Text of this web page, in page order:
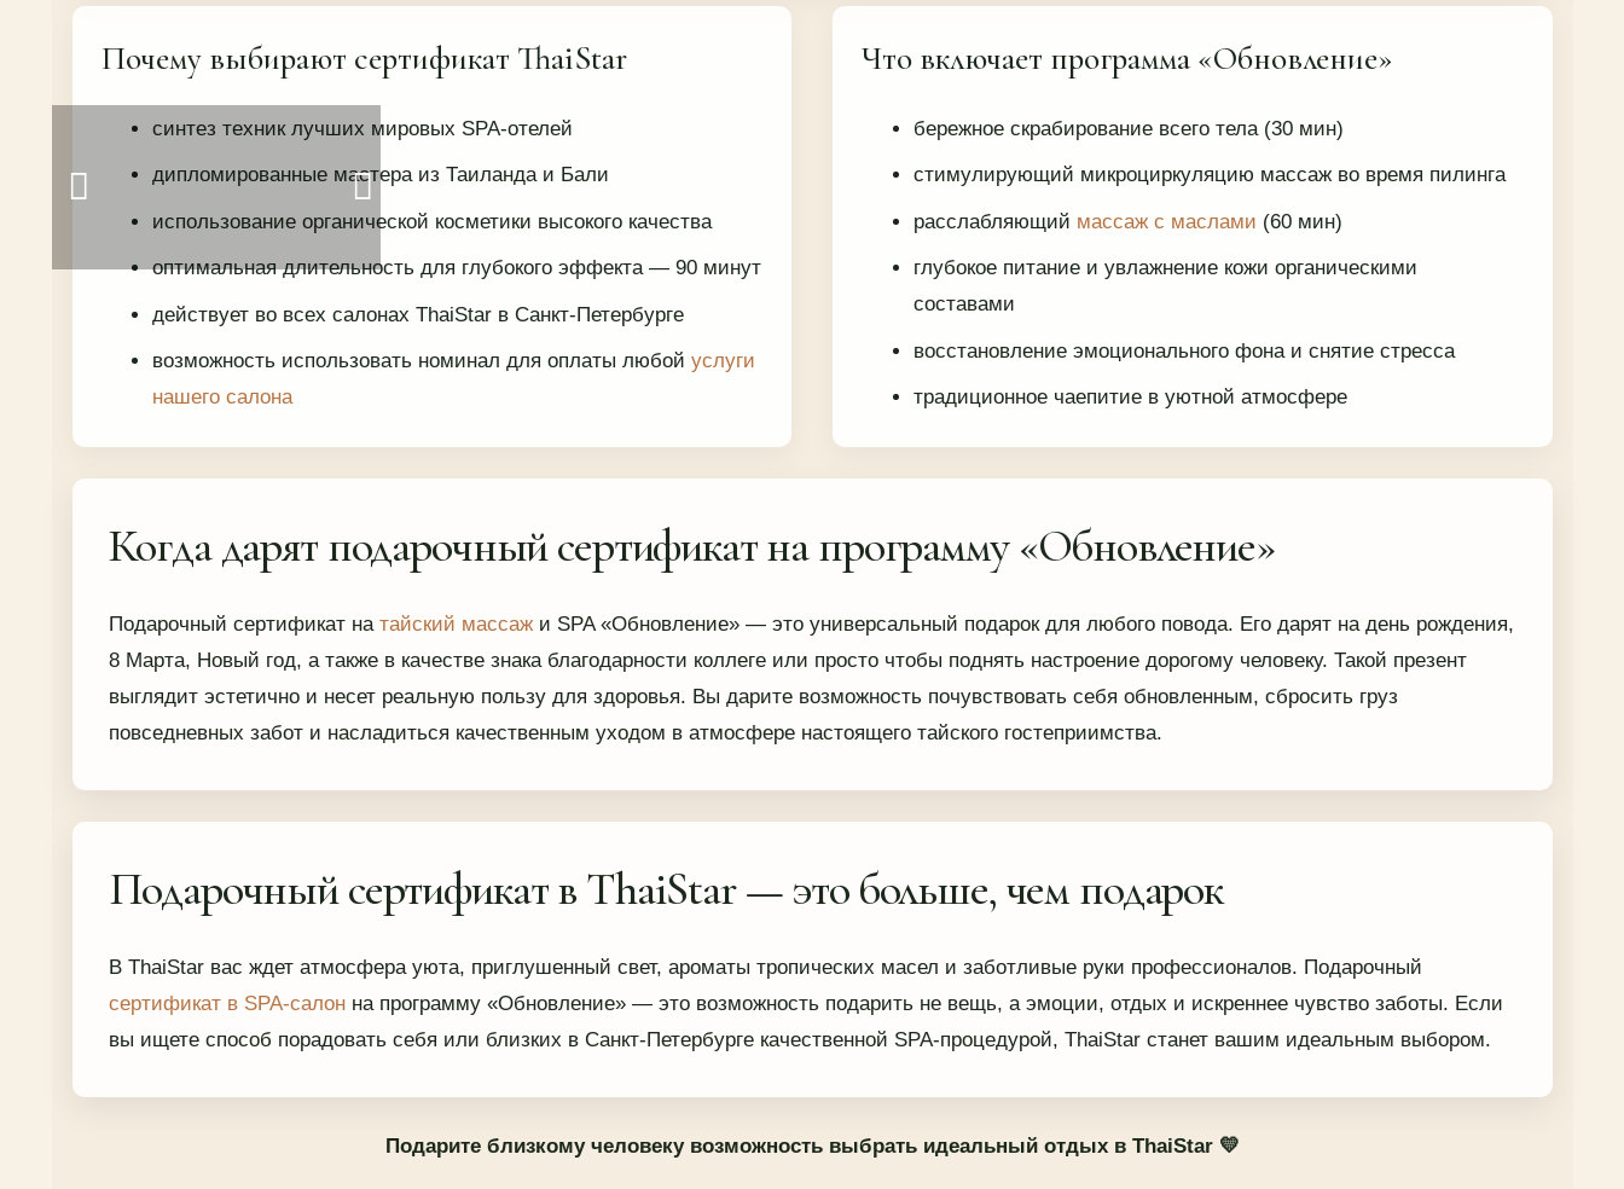
Почему выбирают сертификат ThaiStar
синтез техник лучших мировых SPA-отелей
дипломированные мастера из Таиланда и Бали
использование органической косметики высокого качества
оптимальная длительность для глубокого эффекта — 90 минут
действует во всех салонах ThaiStar в Санкт-Петербурге
возможность использовать номинал для оплаты любой услуги
нашего салона
Что включает программа «Обновление»
бережное скрабирование всего тела (30 мин)
стимулирующий микроциркуляцию массаж во время пилинга
расслабляющий массаж с маслами (60 мин)
глубокое питание и увлажнение кожи органическими
составами
восстановление эмоционального фона и снятие стресса
традиционное чаепитие в уютной атмосфере
Когда дарят подарочный сертификат на программу «Обновление»
Подарочный сертификат на тайский массаж и SPA «Обновление» — это универсальный подарок для любого повода. Его дарят на день рождения,
8 Марта, Новый год, а также в качестве знака благодарности коллеге или просто чтобы поднять настроение дорогому человеку. Такой презент
выглядит эстетично и несет реальную пользу для здоровья. Вы дарите возможность почувствовать себя обновленным, сбросить груз
повседневных забот и насладиться качественным уходом в атмосфере настоящего тайского гостеприимства.
Подарочный сертификат в ThaiStar — это больше, чем подарок
В ThaiStar вас ждет атмосфера уюта, приглушенный свет, ароматы тропических масел и заботливые руки профессионалов. Подарочный
сертификат в SPA-салон на программу «Обновление» — это возможность подарить не вещь, а эмоции, отдых и искреннее чувство заботы. Если
вы ищете способ порадовать себя или близких в Санкт-Петербурге качественной SPA-процедурой, ThaiStar станет вашим идеальным выбором.
Подарите близкому человеку возможность выбрать идеальный отдых в ThaiStar 💛